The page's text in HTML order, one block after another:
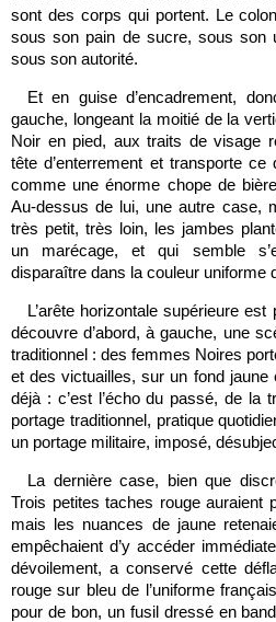
sont des corps qui portent. Le
sous son pain de sucre, sous son
sous son autorité.
Et en guise d’encadrement,
gauche, longeant la moitié de la
Noir en pied, aux traits de visage
tête d’enterrement et transporte ce
comme une énorme chope de
Au-dessus de lui, une autre case,
très petit, très loin, les jambes
un marécage, et qui semble
disparaître dans la couleur uniforme
L’arête horizontale supérieure
découvre d’abord, à gauche, une
traditionnel : des femmes Noires
et des victuailles, sur un fond jaune
déjà : c’est l’écho du passé, de la
portage traditionnel, pratique
un portage militaire, imposé,
La dernière case, bien que
Trois petites taches rouge auraient
mais les nuances de jaune
empêchaient d’y accéder
dévoilement, a conservé cette
rouge sur bleu de l’uniforme
pour de bon, un fusil dressé en